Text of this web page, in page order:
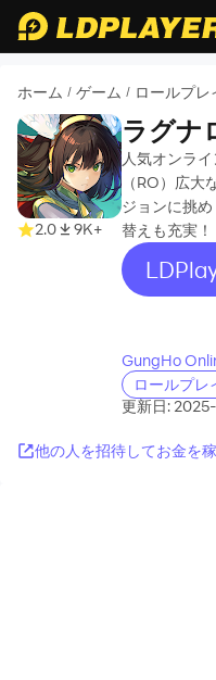
ホーム / ゲーム / ロールプレ
2.0 9K+
ラグナ
育成
人気オンラ
（RO）広
ジョンに挑
替えも充実！
GungHo
ロールプレ
更新日:
他の人を招待してお金を